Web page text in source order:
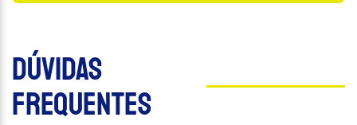
Dúvidas
Frequentes